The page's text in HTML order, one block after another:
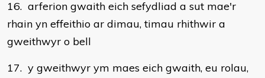
16. arferion gwaith eich sefydliad a sut mae'r
rhain yn effeithio ar dimau, timau rhithwir a
gweithwyr o bell
17. y gweithwyr ym maes eich gwaith, eu rolau,